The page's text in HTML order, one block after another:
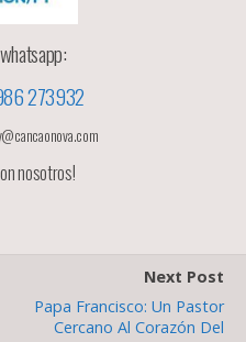
273932
nosotros!
Next Post
Papa Francisco: Un Pastor
Cercano Al Corazón Del